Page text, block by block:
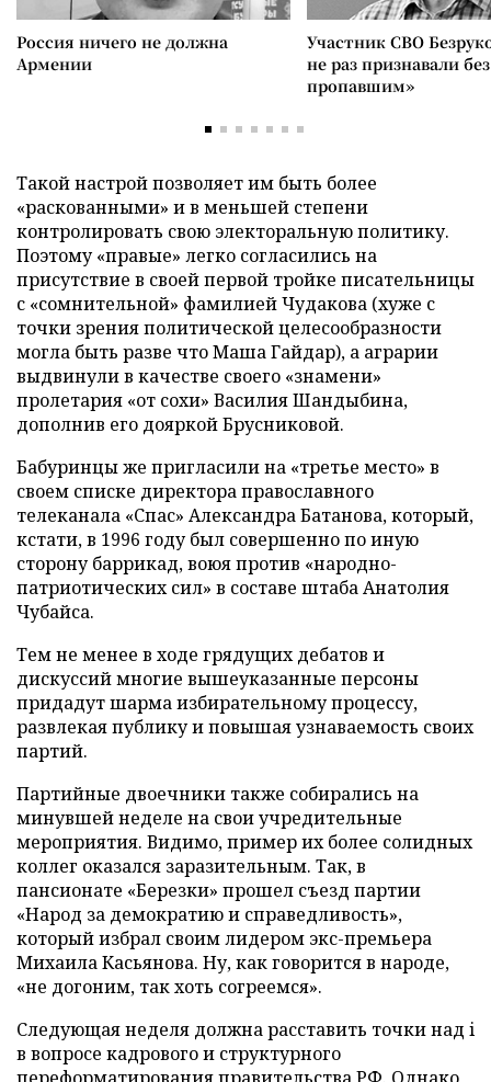
Россия ничего не должна
Армении
Участник СВО
не раз признавали
пропавшим»
Такой настрой позволяет им быть более
«раскованными» и в меньшей степени
контролировать свою электоральную политику.
Поэтому «правые» легко согласились на
присутствие в своей первой тройке писательницы
с «сомнительной» фамилией Чудакова (хуже с
точки зрения политической целесообразности
могла быть разве что Маша Гайдар), а аграрии
выдвинули в качестве своего «знамени»
пролетария «от сохи» Василия Шандыбина,
дополнив его дояркой Брусниковой.
Бабуринцы же пригласили на «третье место» в
своем списке директора православного
телеканала «Спас» Александра Батанова, который,
кстати, в 1996 году был совершенно по иную
сторону баррикад, воюя против «народно-
патриотических сил» в составе штаба Анатолия
Чубайса.
Тем не менее в ходе грядущих дебатов и
дискуссий многие вышеуказанные персоны
придадут шарма избирательному процессу,
развлекая публику и повышая узнаваемость своих
партий.
Партийные двоечники также собирались на
минувшей неделе на свои учредительные
мероприятия. Видимо, пример их более солидных
коллег оказался заразительным. Так, в
пансионате «Березки» прошел съезд партии
«Народ за демократию и справедливость»,
который избрал своим лидером экс-премьера
Михаила Касьянова. Ну, как говорится в народе,
«не догоним, так хоть согреемся».
Следующая неделя должна расставить точки над i
в вопросе кадрового и структурного